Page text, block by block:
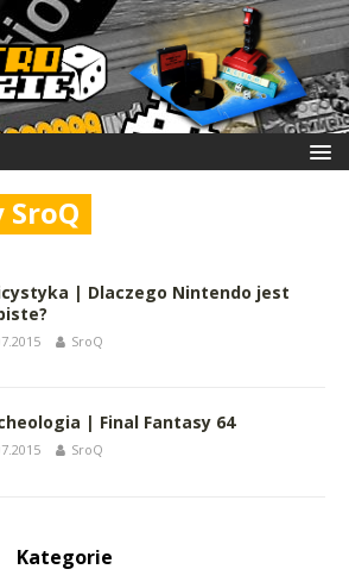
SroQ
| Dlaczego Nintendo jest
SroQ
| Final Fantasy 64
SroQ
Kategorie